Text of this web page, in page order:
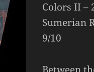
Colors II –
Sumerian
9/10